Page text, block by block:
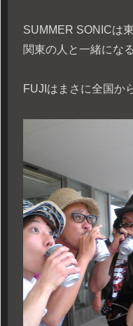
SUMMER SONICは
関東の人と一緒にな
FUJIはまさに全国か